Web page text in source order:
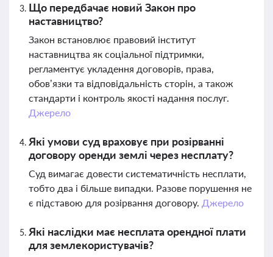
Що передбачає новий Закон про
наставництво?
Закон встановлює правовий інститут
наставництва як соціальної підтримки,
регламентує укладення договорів, права,
обов’язки та відповідальність сторін, а також
стандарти і контроль якості надання послуг.
Джерело
Які умови суд враховує при розірванні
договору оренди землі через несплату?
Суд вимагає довести систематичність несплати,
тобто два і більше випадки. Разове порушення не
є підставою для розірвання договору. Джерело
Які наслідки має несплата орендної плати
для землекористувачів?